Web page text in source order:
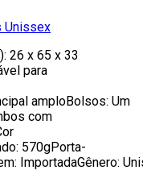
Unissex
26 x 65 x 33
para
amploBolsos: Um
com
570gPorta-
ImportadaGênero: